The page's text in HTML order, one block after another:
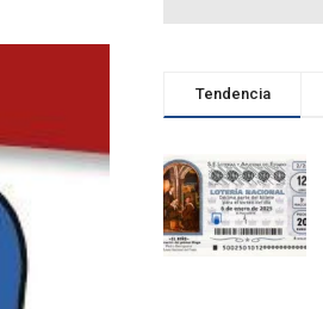
Tendencia